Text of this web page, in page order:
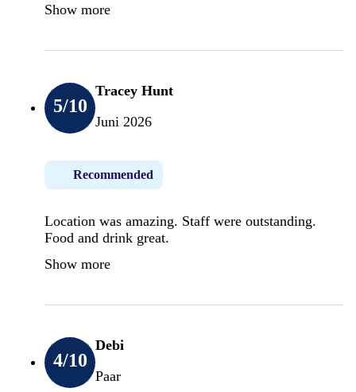
Show more
5/10
Tracey Hunt
Juni 2026
Recommended
Location was amazing. Staff were outstanding.
Food and drink great.
Show more
4/10
Debi
Paar